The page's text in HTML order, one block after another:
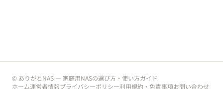
© ありがとNAS — 家庭用NASの選び方・使い方ガイド
ホーム運営者情報プライバシーポリシー利用規約・免責事項お問い合わせ